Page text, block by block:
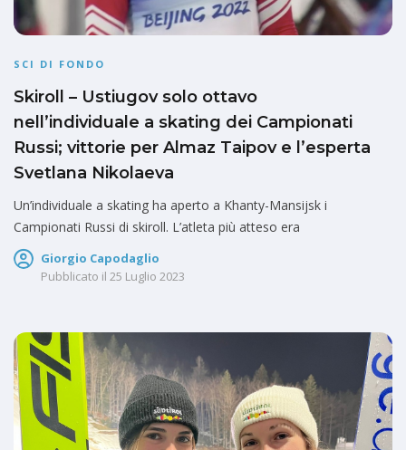
SCI DI FONDO
Skiroll – Ustiugov solo ottavo
nell’individuale a skating dei Campionati
Russi; vittorie per Almaz Taipov e l’esperta
Svetlana Nikolaeva
Un’individuale a skating ha aperto a Khanty-Mansijsk i
Campionati Russi di skiroll. L’atleta più atteso era
Giorgio Capodaglio
Pubblicato il 25 Luglio 2023